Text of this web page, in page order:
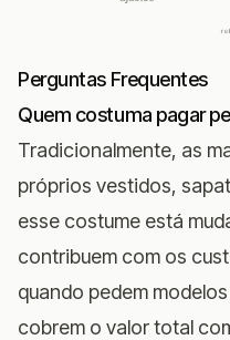
Perguntas Frequentes
Quem costuma pagar
Tradicionalmente, as
próprios vestidos,
esse costume está
contribuem com os
quando pedem
cobrem o valor total